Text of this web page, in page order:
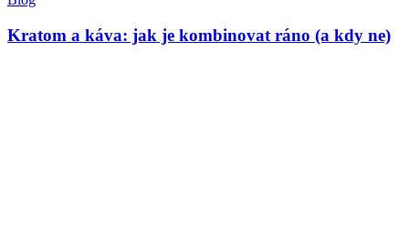
Kratom a káva: jak je kombinovat ráno (a kdy ne)